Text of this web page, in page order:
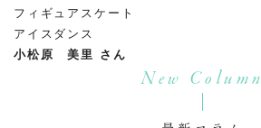
フィギュアスケート
アイスダンス
小松原 美里 さん
New Column